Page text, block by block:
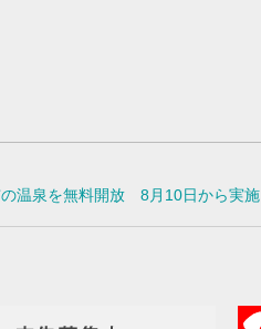
温泉を無料開放 8月10日から実施